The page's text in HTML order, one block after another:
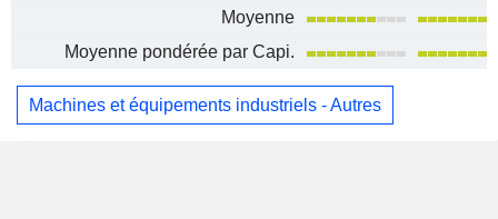
Moyenne
Moyenne pondérée par Capi.
Machines et équipements industriels - Autres